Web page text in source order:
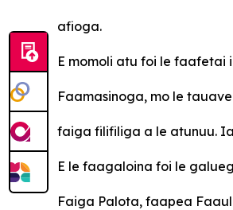
afioga.
E momoli atu foi le faafetai
Faamasinoga, mo le
faiga filifiliga a le atunuu.
E le faagaloina foi le
Faiga Palota, faapea